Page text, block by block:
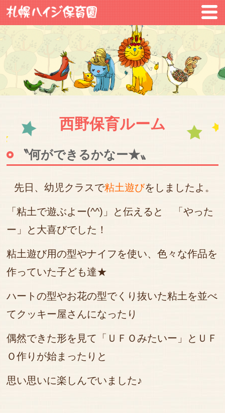
西野保育ルーム
〝何ができるかなー★〟
先日、幼児クラスで粘土遊びをしましたよ。
「粘土で遊ぶよー(^^)」と伝えると 「やった
ー」と大喜びでした！
粘土遊び用の型やナイフを使い、色々な作品を
作っていた子ども達★
ハートの型やお花の型でくり抜いた粘土を並べ
てクッキー屋さんになったり
偶然できた形を見て「ＵＦＯみたいー」とＵＦ
Ｏ作りが始まったりと
思い思いに楽しんでいました♪